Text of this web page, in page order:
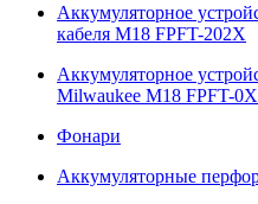
Аккумуляторное
кабеля M18 FPFT-202X
Аккумуляторное
Milwaukee M18 FPFT-
Фонари
Аккумуляторные